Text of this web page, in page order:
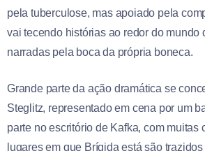
pela tuberculose, mas apoiado pela
vai tecendo histórias ao redor do mundo
narradas pela boca da própria boneca.
Grande parte da ação dramática se
Steglitz, representado em cena por um
parte no escritório de Kafka, com muitas
lugares em que Brígida está são